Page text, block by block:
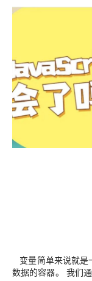
变量简单来说就是
数据的容器。 我们